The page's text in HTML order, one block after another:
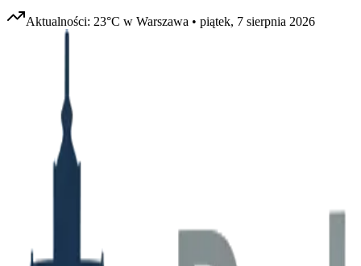
Aktualności: 23°C w Warszawa • piątek, 7 sierpnia 2026